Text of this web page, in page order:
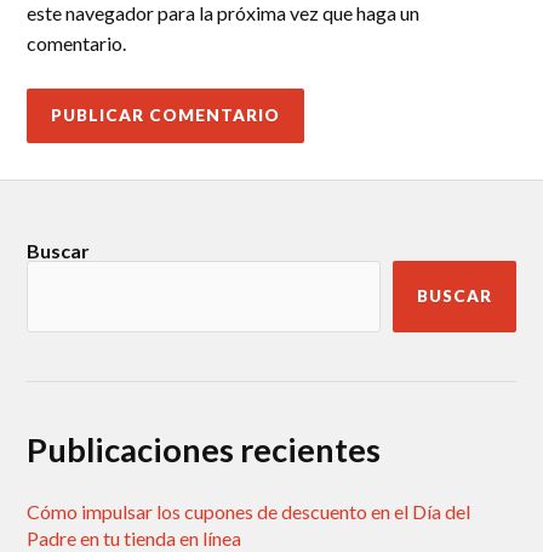
este navegador para la próxima vez que haga un
comentario.
Buscar
BUSCAR
Publicaciones recientes
Cómo impulsar los cupones de descuento en el Día del
Padre en tu tienda en línea